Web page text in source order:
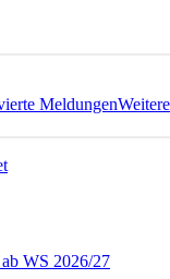
Meldungen
WS 2026/27